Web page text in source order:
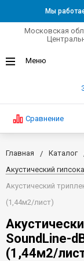
Мы
Московская
Сравнение
Главная Каталог
Акустический
Акустический
(1,44м2/лист)
SoundLine-
(1,44м2/